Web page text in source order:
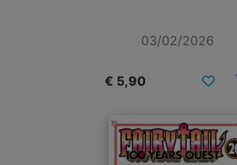
03/02/2026
€ 5,90